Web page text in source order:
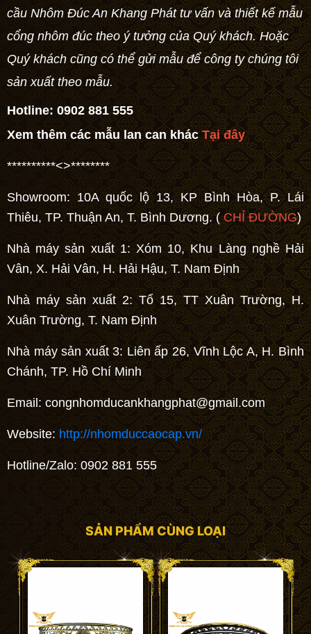
cầu Nhôm Đúc An Khang Phát tư vấn và thiết kếmẫu
cổng nhôm đúc theo ý tưởng của Quý khách. Hoặc
Quý khách cũng có thể gửi mẫu để công ty chúng tôi
sản xuất theo mẫu.
Hotline: 0902 881 555
Xem thêm các mẫu lan can khác Tại đây
**********<>********
Showroom: 10A quốc lộ 13, KP Bình Hòa, P. Lái
Thiêu, TP. Thuận An, T. Bình Dương. (CHỈ ĐƯỜNG)
Nhà máy sản xuất 1: Xóm 10, Khu Làng nghề Hải
Vân, X. Hải Vân, H. Hải Hậu, T. Nam Định
Nhà máy sản xuất 2: Tổ 15, TT Xuân Trường, H.
Xuân Trường, T. Nam Định
Nhà máy sản xuất 3: Liên ấp 26, Vĩnh Lộc A, H. Bình
Chánh, TP. Hồ Chí Minh
Email: congnhomducankhangphat@gmail.com
Website: http://nhomduccaocap.vn/
Hotline/Zalo: 0902 881 555
SẢN PHẨM CÙNG LOẠI